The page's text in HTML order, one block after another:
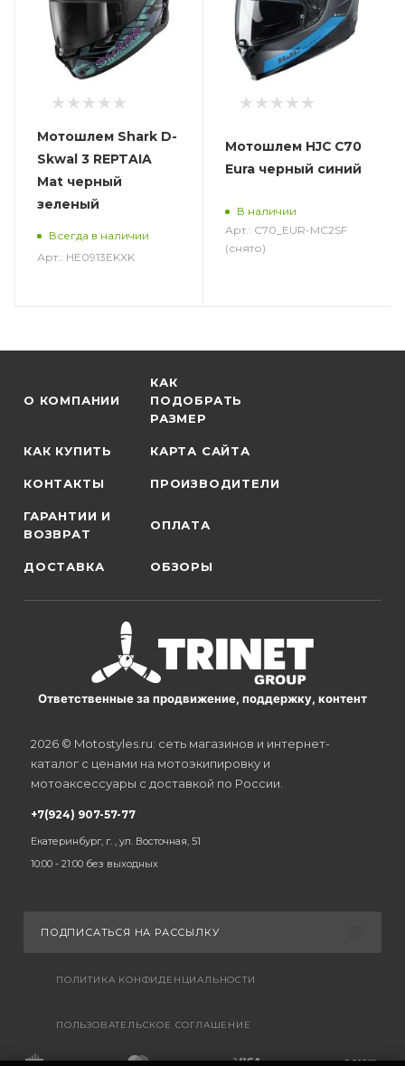
Мотошлем Shark D-
Skwal 3 REPTAIA
Mat черный
зеленый
Всегда в наличии
Арт.: HE0913EKXK
Мотошлем HJC C70
Eura черный синий
В наличии
Арт.: C70_EUR-MC2SF
(снято)
О КОМПАНИИ
КАК
ПОДОБРАТЬ
РАЗМЕР
КАК КУПИТЬ КАРТА САЙТА
КОНТАКТЫ ПРОИЗВОДИТЕЛИ
ГАРАНТИИ И
ВОЗВРАТ
ОПЛАТА
ДОСТАВКА ОБЗОРЫ
Ответственные за продвижение, поддержку, контент
2026 © Motostyles.ru: сеть магазинов и интернет-
каталог с ценами на мотоэкипировку и
мотоаксессуары с доставкой по России.
+7(924) 907-57-77
Екатеринбург, г. , ул. Восточная, 51
10:00 - 21:00 без выходных
ПОДПИСАТЬСЯ НА РАССЫЛКУ
ПОЛИТИКА КОНФИДЕНЦИАЛЬНОСТИ
ПОЛЬЗОВАТЕЛЬСКОЕ СОГЛАШЕНИЕ